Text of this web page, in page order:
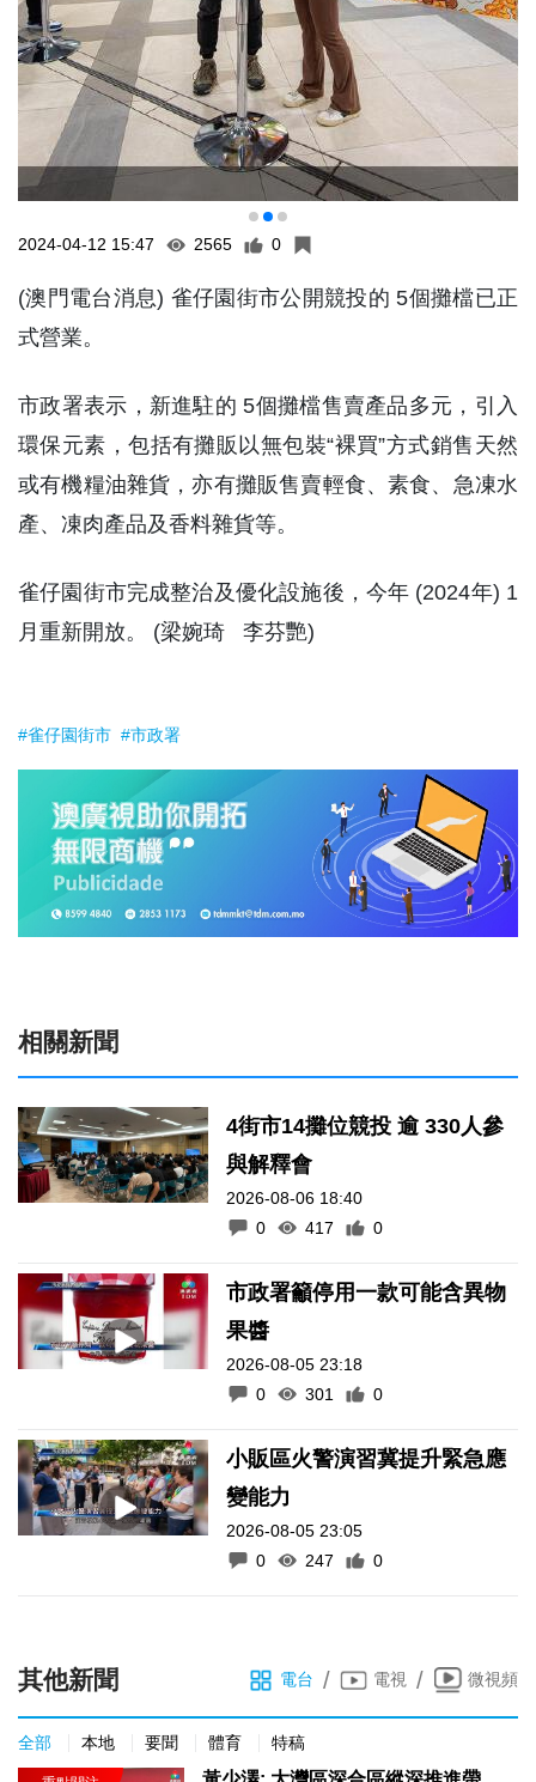
2024-04-12 15:47 2565 0
(澳門電台消息) 雀仔園街市公開競投的 5個攤檔已正
式營業。
市政署表示，新進駐的 5個攤檔售賣產品多元，引入
環保元素，包括有攤販以無包裝“裸買”方式銷售天然
或有機糧油雜貨，亦有攤販售賣輕食、素食、急凍水
產、凍肉產品及香料雜貨等。
雀仔園街市完成整治及優化設施後，今年 (2024年) 1
月重新開放。 (梁婉琦 李芬艷)
#雀仔園街市 #市政署
相關新聞
4街市14攤位競投 逾 330人參
與解釋會
2026-08-06 18:40
0
417 0
市政署籲停用一款可能含異物
果醬
2026-08-05 23:18
0
301 0
小販區火警演習冀提升緊急應
變能力
2026-08-05 23:05
0
247 0
其他新聞 電台 / 電視 / 微視頻
全部 本地 要聞 體育 特稿